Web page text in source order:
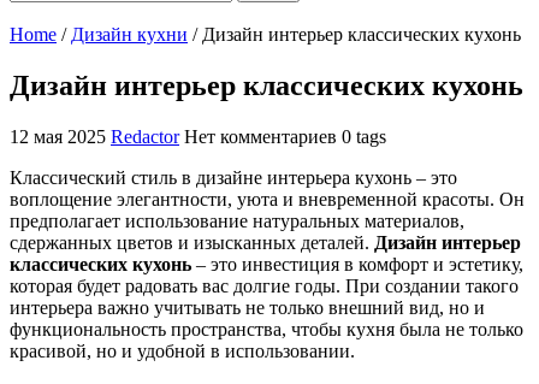
Home / Дизайн кухни / Дизайн интерьер классических кухонь
Дизайн интерьер классических кухонь
12 мая 2025 Redactor Нет комментариев 0 tags
Классический стиль в дизайне интерьера кухонь – это
воплощение элегантности, уюта и вневременной красоты. Он
предполагает использование натуральных материалов,
сдержанных цветов и изысканных деталей. Дизайн интерьер
классических кухонь – это инвестиция в комфорт и эстетику,
которая будет радовать вас долгие годы. При создании такого
интерьера важно учитывать не только внешний вид, но и
функциональность пространства, чтобы кухня была не только
красивой, но и удобной в использовании.